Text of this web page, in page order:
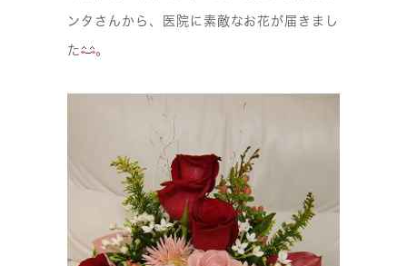
ンタさんから、医院に素敵なお花が届きまし
た 。